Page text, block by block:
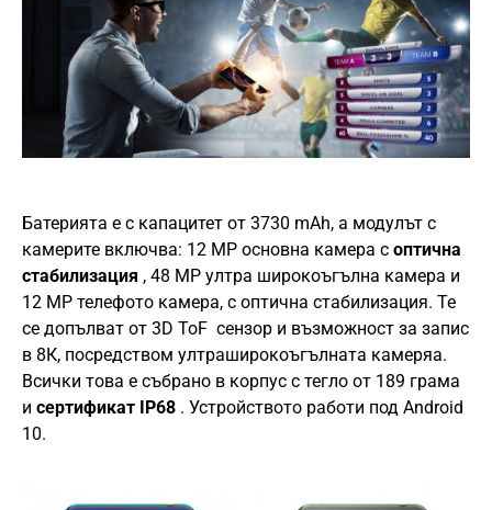
Батерията е с капацитет от 3730 mAh, а модулът с
камерите включва: 12 MP основна камера с оптична
стабилизация , 48 MP ултра широкоъгълна камера и
12 MP телефото камера, с оптична стабилизация. Те
се допълват от 3D ToF сензор и възможност за запис
в 8К, посредством ултраширокоъгълната камеряа.
Всички това е събрано в корпус с тегло от 189 грама
и сертификат IP68 . Устройството работи под Android
10.